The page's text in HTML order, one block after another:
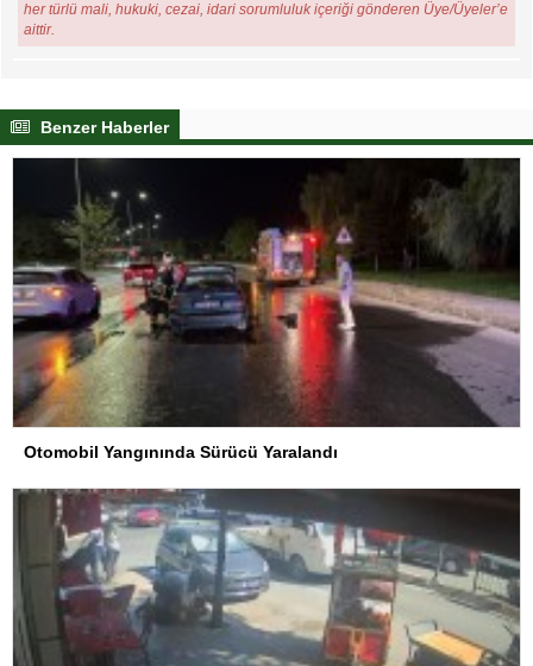
her türlü mali, hukuki, cezai, idari sorumluluk içeriği gönderen Üye/Üyeler’e
aittir.
Benzer Haberler
Otomobil Yangınında Sürücü Yaralandı